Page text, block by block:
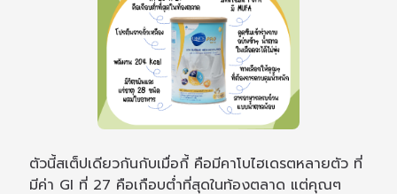
ตัวนี้สเต็ปเดียวกันกับเมื่อกี้ คือมีคาโบไฮเดรตหลายตัว ที่
มีค่า GI ที่ 27 คือเกือบต่ำที่สุดในท้องตลาด แต่คุณๆ